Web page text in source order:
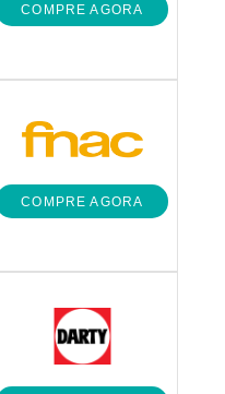
COMPRE AGORA
COMPRE AGORA